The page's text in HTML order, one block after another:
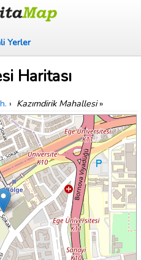
Yerler
Haritası
› Kazımdirik Mahallesi»